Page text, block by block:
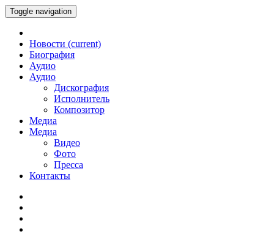
Toggle navigation
Новости (current)
Биография
Аудио
Аудио
Дискография
Исполнитель
Композитор
Медиа
Медиа
Видео
Фото
Пресса
Контакты